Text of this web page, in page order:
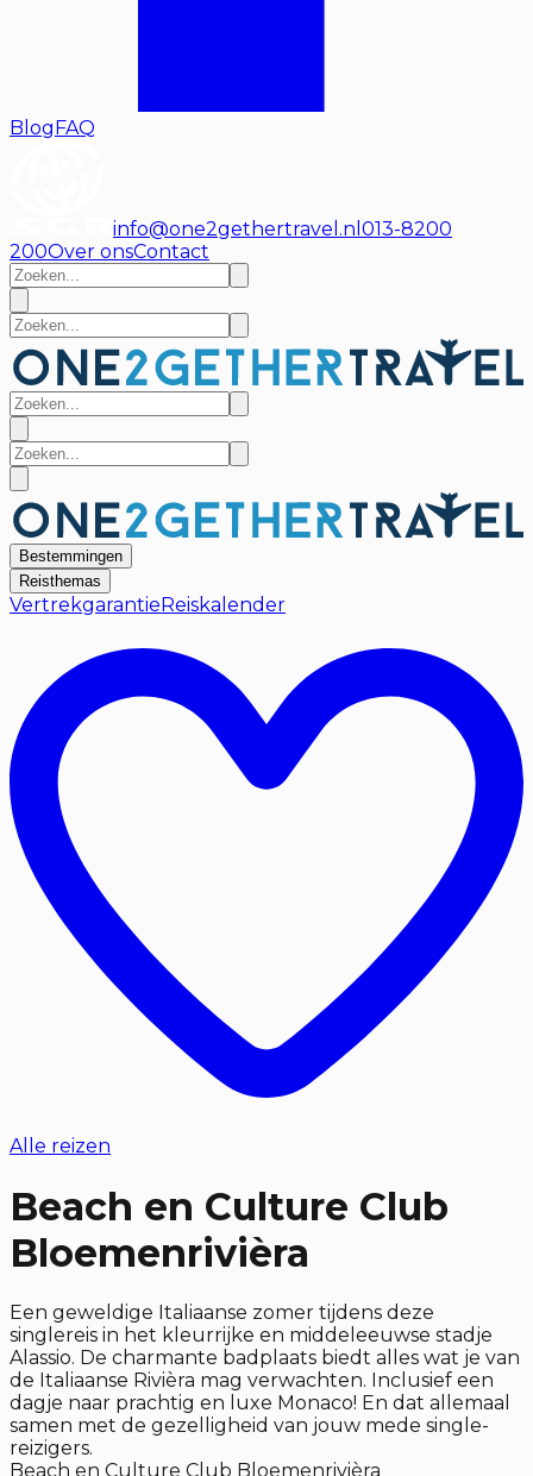
BlogFAQ
info@one2gethertravel.nl 013-8200
200Over onsContact
Bestemmingen
Reisthemas
Vertrekgarantie Reiskalender
Alle reizen
Beach en Culture Club
Bloemenrivièra
Een geweldige Italiaanse zomer tijdens deze
singlereis in het kleurrijke en middeleeuwse stadje
Alassio. De charmante badplaats biedt alles wat je van
de Italiaanse Rivièra mag verwachten. Inclusief een
dagje naar prachtig en luxe Monaco! En dat allemaal
samen met de gezelligheid van jouw mede single-
reizigers.
Beach en Culture Club Bloemenrivièra